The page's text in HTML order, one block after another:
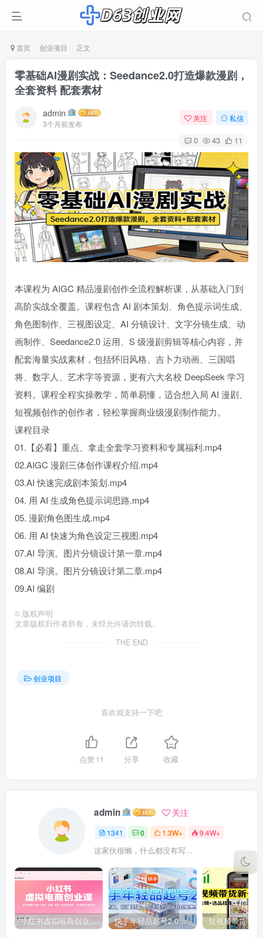
首页 创业项目 正文
零基础AI漫剧实战：Seedance2.0打造爆款漫剧，
全套资料 配套素材
admin
3个月前发布
关注 私信
0 43 11
本课程为 AIGC 精品漫剧创作全流程解析课，从基础入门到
高阶实战全覆盖。课程包含 AI 剧本策划、角色提示词生成、
角色图制作、三视图设定、AI 分镜设计、文字分镜生成、动
画制作、Seedance2.0 运用、S 级漫剧剪辑等核心内容，并
配套海量实战素材，包括怀旧风格、吉卜力动画、三国唱
将、数字人、艺术字等资源，更有六大名校 DeepSeek 学习
资料。课程全程实操教学，简单易懂，适合想入局 AI 漫剧、
短视频创作的创作者，轻松掌握商业级漫剧制作能力。
课程目录
01.【必看】重点、拿走全套学习资料和专属福利.mp4
02.AIGC 漫剧三体创作课程介绍.mp4
03.AI 快速完成剧本策划.mp4
04. 用 AI 生成角色提示词思路.mp4
05. 漫剧角色图生成.mp4
06. 用 AI 快速为角色设定三视图.mp4
07.AI 导演。图片分镜设计第一章.mp4
08.AI 导演。图片分镜设计第二章.mp4
09.AI 编剧
© 版权声明
文章版权归作者所有，未经允许请勿转载。
THE END
创业项目
喜欢就支持一下吧
点赞11 分享 收藏
admin 关注
1341 0 1.3W+ 9.4W+
这家伙很懒，什么都没有写...
小红书虚拟电商创业课，系统拆解选品-内容-流量-变现，实现零成本变现 快手年轻品起号2.0：养号选品，剪辑封面，投流技巧，从0到爆单全流程